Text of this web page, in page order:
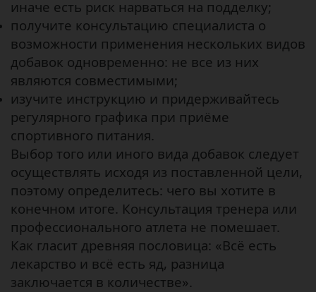
иначе есть риск нарваться на подделку;
получите консультацию специалиста о
возможности применения нескольких видов
добавок одновременно: не все из них
являются совместимыми;
изучите инструкцию и придерживайтесь
регулярного графика при приёме
спортивного питания.
Выбор того или иного вида добавок следует
осуществлять исходя из поставленной цели,
поэтому определитесь: чего вы хотите в
конечном итоге. Консультация тренера или
профессионального атлета не помешает.
Как гласит древняя пословица: «Всё есть
лекарство и всё есть яд, разница
заключается в количестве».